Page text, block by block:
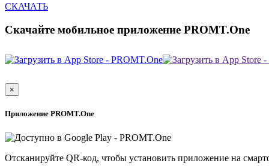
СКАЧАТЬ
Скачайте мобильное приложение PROMT.One
×
Приложение PROMT.One
Отсканируйте QR-код, чтобы установить приложение на